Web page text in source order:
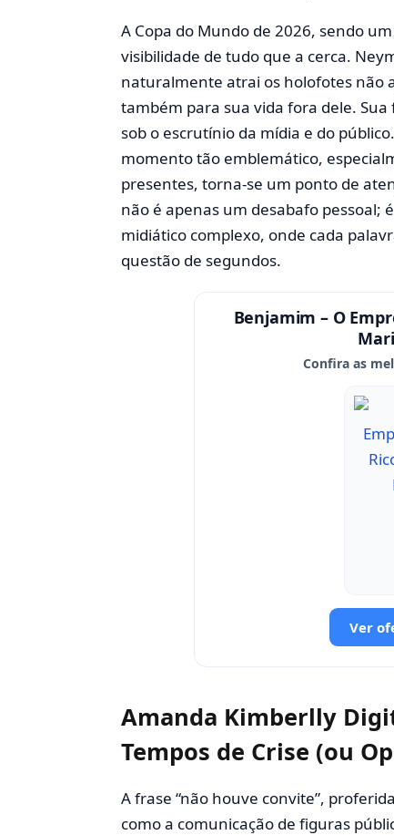
A Copa do Mundo de 2026, sendo
visibilidade de tudo que a cerca.
naturalmente atrai os holofotes não
também para sua vida fora dele.
sob o escrutínio da mídia e do
momento tão emblemático,
presentes, torna-se um ponto de
não é apenas um desabafo pessoal;
midiático complexo, onde cada
questão de segundos.
Benjamim – O
Confira as
Ver
Amanda Kimberlly
Tempos de Crise (ou
A frase “não houve convite”,
como a comunicação de figuras